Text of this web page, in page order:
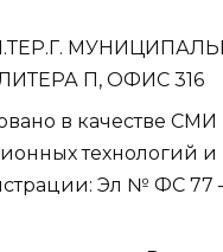
П, ОФИС 316
в качестве
технологий и
Эл № ФС 77